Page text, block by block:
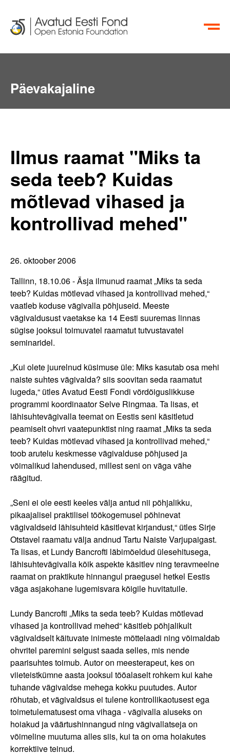
EN RU
Päevakajaline
Ilmus raamat "Miks ta
seda teeb? Kuidas
mõtlevad vihased ja
kontrollivad mehed"
26. oktoober 2006
Tallinn, 18.10.06 - Äsja ilmunud raamat „Miks ta seda
teeb? Kuidas mõtlevad vihased ja kontrollivad mehed,“
vaatleb koduse vägivalla põhjuseid. Meeste
vägivaldusust vaetakse ka 14 Eesti suuremas linnas
sügise jooksul toimuvatel raamatut tutvustavatel
seminaridel.
„Kui olete juurelnud küsimuse üle: Miks kasutab osa mehi
naiste suhtes vägivalda? siis soovitan seda raamatut
lugeda,“ ütles Avatud Eesti Fondi võrdõiguslikkuse
programmi koordinaator Selve Ringmaa. Ta lisas, et
lähisuhtevägivalla teemat on Eestis seni käsitletud
peamiselt ohvri vaatepunktist ning raamat „Miks ta seda
teeb? Kuidas mõtlevad vihased ja kontrollivad mehed,“
toob arutelu keskmesse vägivalduse põhjused ja
võimalikud lahendused, millest seni on väga vähe
räägitud.
„Seni ei ole eesti keeles välja antud nii põhjalikku,
pikaajalisel praktilisel töökogemusel põhinevat
vägivaldseid lähisuhteid käsitlevat kirjandust,“ ütles Sirje
Otstavel raamatu välja andnud Tartu Naiste Varjupaigast.
Ta lisas, et Lundy Bancrofti läbimõeldud ülesehitusega,
lähisuhtevägivalla kõik aspekte käsitlev ning teravmeelne
raamat on praktikute hinnangul praegusel hetkel Eestis
väga asjakohane lugemisvara kõigile huvitatuile.
Lundy Bancrofti „Miks ta seda teeb? Kuidas mõtlevad
vihased ja kontrollivad mehed“ käsitleb põhjalikult
vägivaldselt käituvate inimeste mõttelaadi ning võimaldab
ohvritel paremini selgust saada selles, mis nende
paarisuhtes toimub. Autor on meesterapeut, kes on
viieteistkümne aasta jooksul tööalaselt rohkem kui kahe
tuhande vägivaldse mehega kokku puutudes. Autor
rõhutab, et vägivaldsus ei tulene kontrollikaotusest ega
toimetulematusest oma vihaga - vägivalla aluseks on
hoiakud ja väärtushinnangud ning vägivallatseja on
võimeline muutuma alles siis, kui ta on oma hoiakutes
korrektiive teinud.